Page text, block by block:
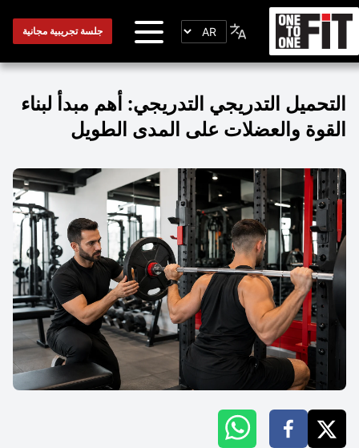
جلسة تجريبية مجانية
التحميل التدريجي التدريجي: أهم مبدأ لبناء
القوة والعضلات على المدى الطويل